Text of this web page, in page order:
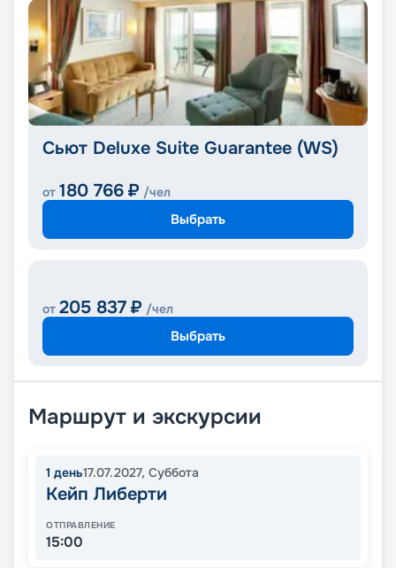
Сьют Deluxe Suite Guarantee (WS)
от 180 766 ₽ /чел
Выбрать
от 205 837 ₽ /чел
Выбрать
Маршрут и экскурсии
1 день17.07.2027, Суббота
Кейп Либерти
ОТПРАВЛЕНИЕ
15:00